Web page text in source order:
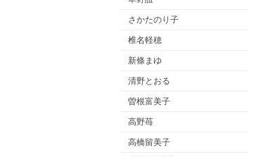
さかたのり子
椎名軽穂
新條まゆ
清野とおる
曽根富美子
高野苺
高橋留美子